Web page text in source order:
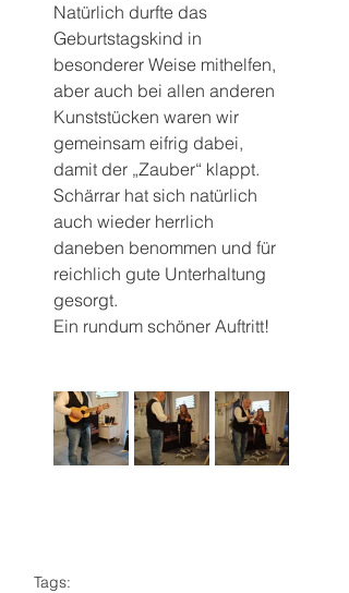
Natürlich durfte das
Geburtstagskind in
besonderer Weise mithelfen,
aber auch bei allen anderen
Kunststücken waren wir
gemeinsam eifrig dabei,
damit der „Zauber“ klappt.
Schärrar hat sich natürlich
auch wieder herrlich
daneben benommen und für
reichlich gute Unterhaltung
gesorgt.
Ein rundum schöner Auftritt!
Tags: